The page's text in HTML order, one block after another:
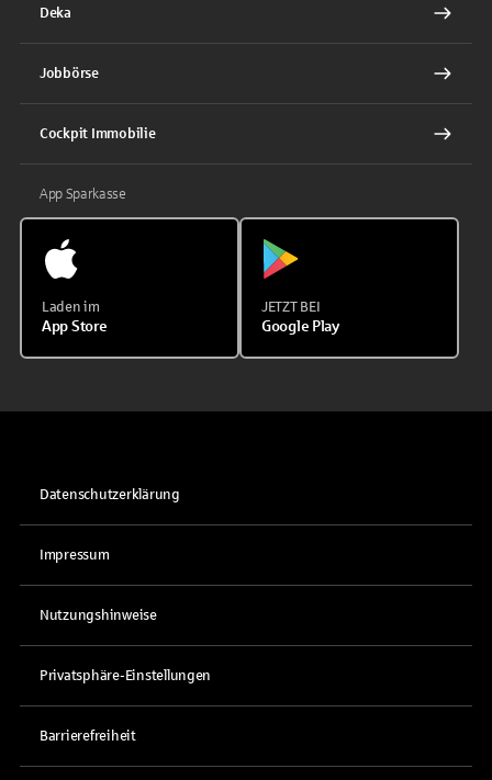
Deka
Jobbörse
Cockpit Immobilie
App Sparkasse
Laden im
App Store
JETZT BEI
Google Play
Datenschutzerklärung
Impressum
Nutzungshinweise
Privatsphäre-Einstellungen
Barrierefreiheit